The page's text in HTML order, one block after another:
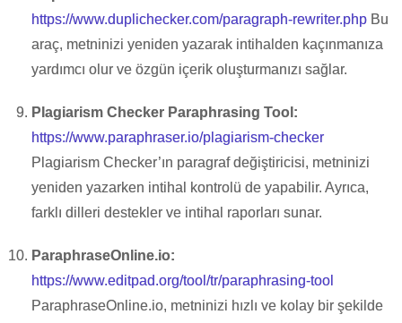
https://www.duplichecker.com/paragraph-rewriter.php Bu
araç, metninizi yeniden yazarak intihalden kaçınmanıza
yardımcı olur ve özgün içerik oluşturmanızı sağlar.
Plagiarism Checker Paraphrasing Tool:
https://www.paraphraser.io/plagiarism-checker
Plagiarism Checker’ın paragraf değiştiricisi, metninizi
yeniden yazarken intihal kontrolü de yapabilir. Ayrıca,
farklı dilleri destekler ve intihal raporları sunar.
ParaphraseOnline.io:
https://www.editpad.org/tool/tr/paraphrasing-tool
ParaphraseOnline.io, metninizi hızlı ve kolay bir şekilde